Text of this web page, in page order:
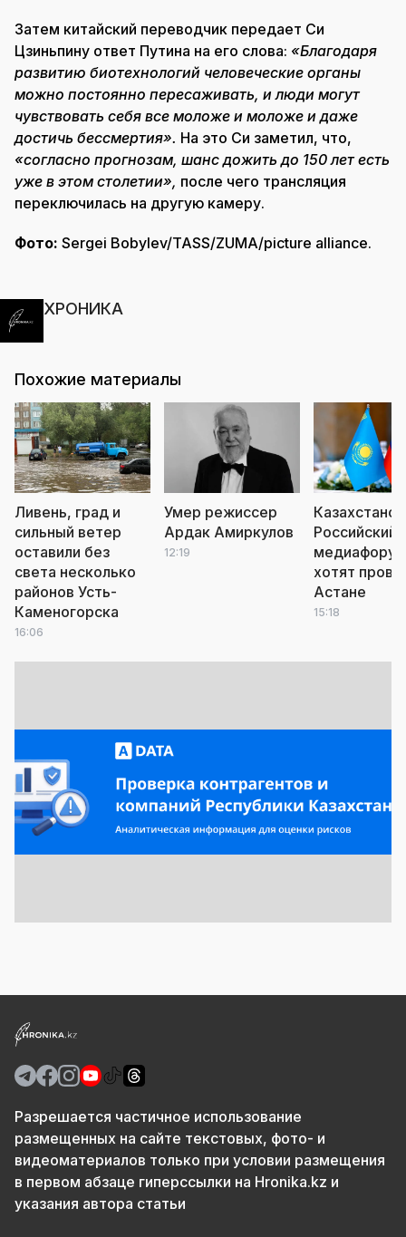
Затем китайский переводчик передает Си
Цзиньпину ответ Путина на его слова: «Благодаря
развитию биотехнологий человеческие органы
можно постоянно пересаживать, и люди могут
чувствовать себя все моложе и моложе и даже
достичь бессмертия». На это Си заметил, что,
«согласно прогнозам, шанс дожить до 150 лет есть
уже в этом столетии», после чего трансляция
переключилась на другую камеру.
Фото: Sergei Bobylev/TASS/ZUMA/picture alliance.
ХРОНИКА
Похожие материалы
Ливень, град и
сильный ветер
оставили без
света несколько
районов Усть-
Каменогорска
16:06
Умер режиссер
Ардак Амиркулов
12:19
Российский
медиафорум
хотят
Астане
15:18
Разрешается частичное использование
размещенных на сайте текстовых, фото- и
видеоматериалов только при условии размещения
в первом абзаце гиперссылки на Hronika.kz и
указания автора статьи